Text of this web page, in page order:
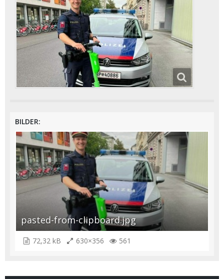
BILDER
pasted-from-clipboard.jpg
72,32 kB 630×356 561